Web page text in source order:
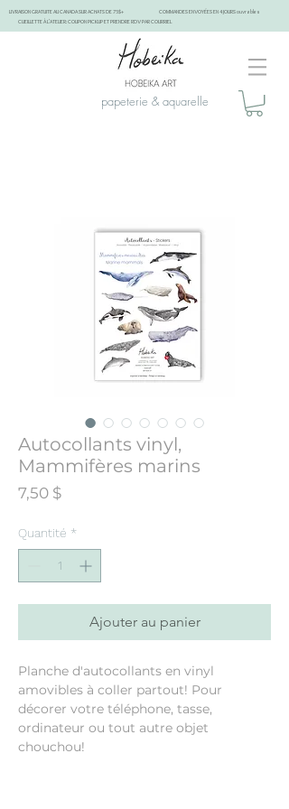
LIVRAISON GRATUITE AU CANADA SUR ACHATS DE 75$+
COMMANDES ENVOYÉES EN 4 JOURS ouvrables
CUEILLETTE À L'ATELIER: COUPON PICKUP ET PRENDRE RDV PAR COURRIEL
papeterie & aquarelle
Autocollants vinyl,
Mammifères marins
7,50 $Prix
Quantité *
Ajouter au panier
Planche d'autocollants en vinyl
amovibles à coller partout! Pour
décorer votre téléphone, tasse,
ordinateur ou tout autre objet
chouchou!